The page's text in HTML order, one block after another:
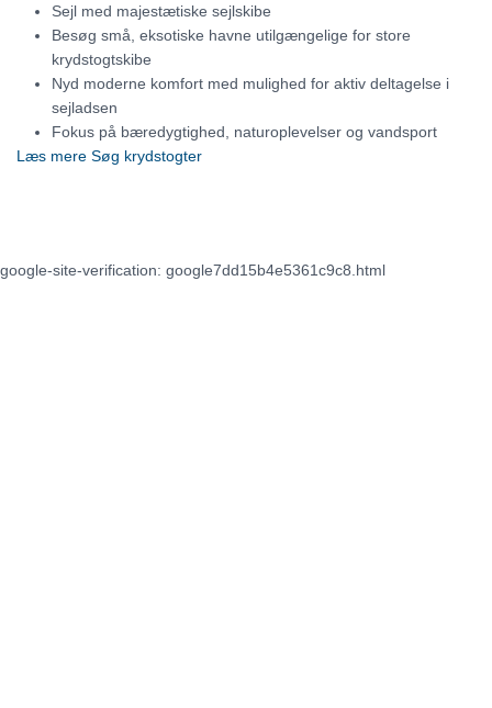
Sejl med majestætiske sejlskibe
Besøg små, eksotiske havne utilgængelige for store
krydstogtskibe
Nyd moderne komfort med mulighed for aktiv deltagelse i
sejladsen
Fokus på bæredygtighed, naturoplevelser og vandsport
Læs mere Søg krydstogter
google-site-verification: google7dd15b4e5361c9c8.html